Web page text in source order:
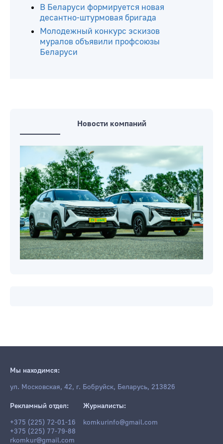
В Беларуси формируется новая
десантно-штурмовая бригада
Молодежный конкурс эскизов
муралов объявили профсоюзы
Беларуси
Новости компаний
Мы находимся:
ул. Московская, 42, г. Бобруйск, Беларусь, 213826
Рекламный отдел:
+375 (225) 72-01-16
+375 (225) 77-79-88
rkomkur@gmail.com
Журналисты:
komkurinfo@gmail.com